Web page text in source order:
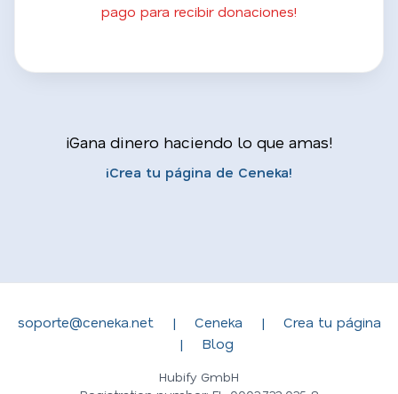
pago para recibir donaciones!
¡Gana dinero haciendo lo que amas!
¡Crea tu página de Ceneka!
soporte@ceneka.net | Ceneka |
Crea tu página
|
Blog
Hubify GmbH